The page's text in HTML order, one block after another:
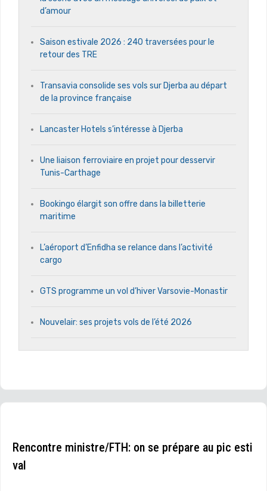
d’amour
Saison estivale 2026 : 240 traversées pour le
retour des TRE
Transavia consolide ses vols sur Djerba au départ
de la province française
Lancaster Hotels s’intéresse à Djerba
Une liaison ferroviaire en projet pour desservir
Tunis-Carthage
Bookingo élargit son offre dans la billetterie
maritime
L’aéroport d’Enfidha se relance dans l’activité
cargo
GTS programme un vol d’hiver Varsovie-Monastir
Nouvelair: ses projets vols de l’été 2026
Rencontre ministre/FTH: on se prépare au pic esti
val